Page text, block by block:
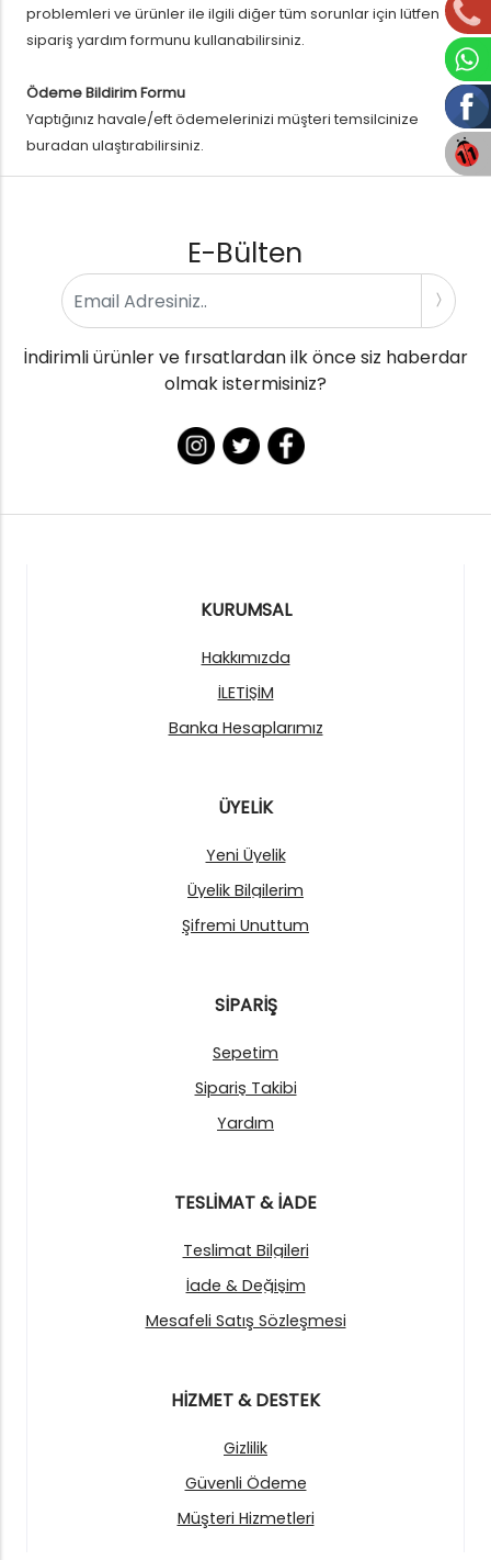
problemleri ve ürünler ile ilgili diğer tüm sorunlar için lütfen
sipariş yardım formunu kullanabilirsiniz.
Ödeme Bildirim Formu
Yaptığınız havale/eft ödemelerinizi müşteri temsilcinize
buradan ulaştırabilirsiniz.
E-Bülten
İndirimli ürünler ve fırsatlardan ilk önce siz haberdar
olmak istermisiniz?
KURUMSAL
Hakkımızda
İLETİŞİM
Banka Hesaplarımız
ÜYELİK
Yeni Üyelik
Üyelik Bilgilerim
Şifremi Unuttum
SİPARİŞ
Sepetim
Sipariş Takibi
Yardım
TESLİMAT & İADE
Teslimat Bilgileri
İade & Değişim
Mesafeli Satış Sözleşmesi
HİZMET & DESTEK
Gizlilik
Güvenli Ödeme
Müşteri Hizmetleri